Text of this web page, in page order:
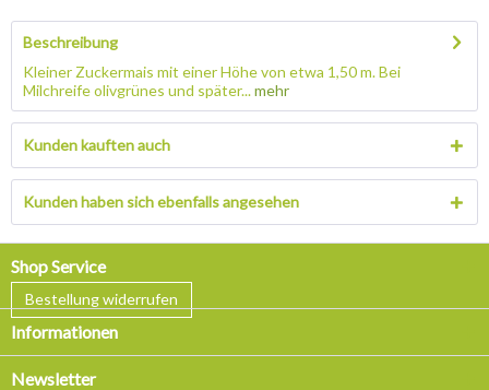
Beschreibung
Kleiner Zuckermais mit einer Höhe von etwa 1,50 m. Bei
Milchreife olivgrünes und später...mehr
Kunden kauften auch
Kunden haben sich ebenfalls angesehen
Shop Service
Bestellung widerrufen
Informationen
Newsletter